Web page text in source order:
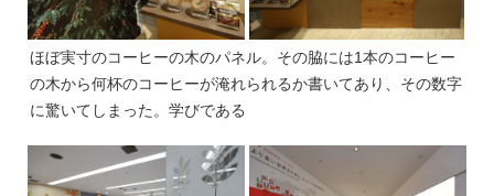
ほぼ実寸のコーヒーの木のパネル。その脇には1本のコーヒー
の木から何杯のコーヒーが淹れられるか書いてあり、その数字
に驚いてしまった。学びである